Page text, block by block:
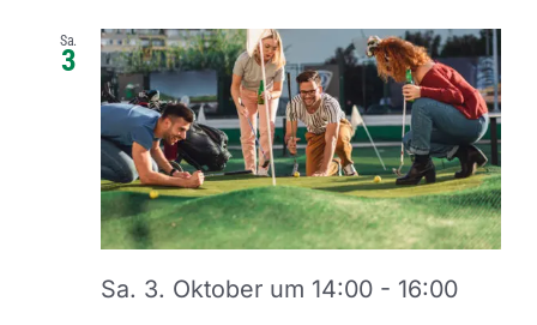
Sa.
3
Sa. 3. Oktober um 14:00 - 16:00